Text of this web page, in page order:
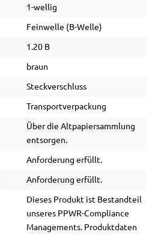
1-wellig
Feinwelle (B-Welle)
1.20 B
braun
Steckverschluss
Transportverpackung
Über die Altpapiersammlung
entsorgen.
Anforderung erfüllt.
Anforderung erfüllt.
Dieses Produkt ist Bestandteil
unseres PPWR-Compliance
Managements. Produktdaten